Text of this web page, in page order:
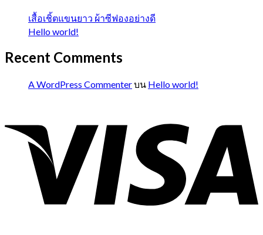
เสื้อเชิ้ตแขนยาว ผ้าซีฟองอย่างดี
Hello world!
Recent Comments
A WordPress Commenterบน Hello world!